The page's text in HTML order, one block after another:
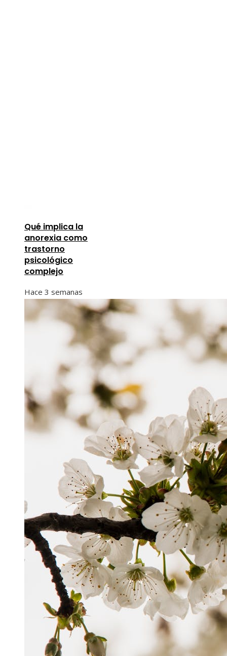
Qué implica la
anorexia como
trastorno
psicológico
complejo
Hace 3 semanas